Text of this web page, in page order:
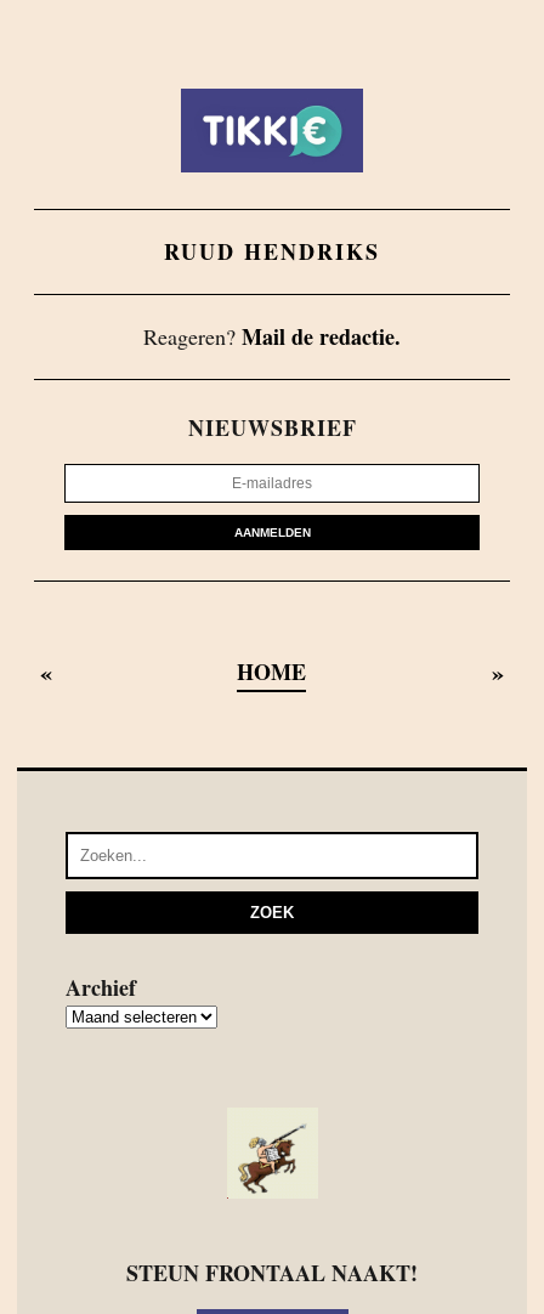
RUUD HENDRIKS
Reageren? Mail de redactie.
NIEUWSBRIEF
AANMELDEN
« HOME »
Archief
Archief
STEUN FRONTAAL NAAKT!